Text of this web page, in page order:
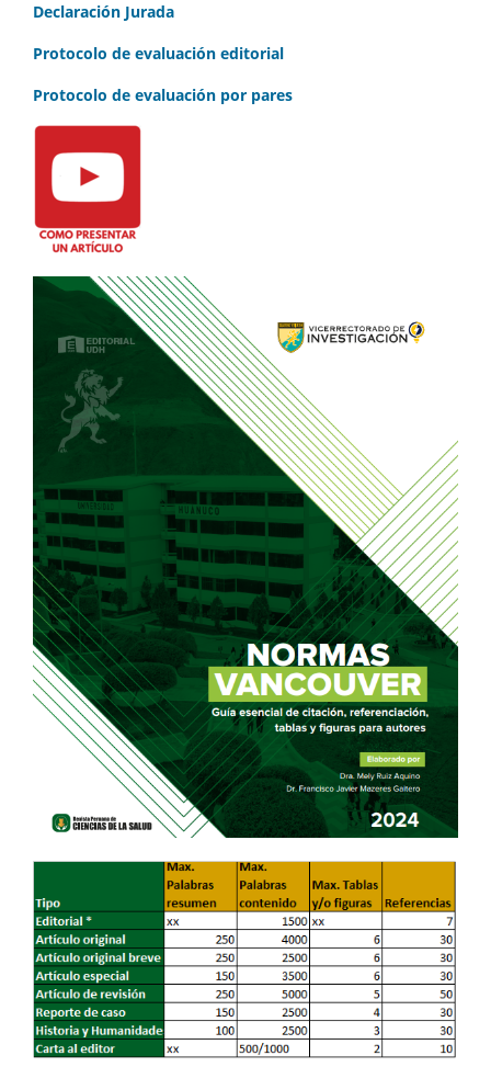
Declaración Jurada
Protocolo de evaluación editorial
Protocolo de evaluación por pares